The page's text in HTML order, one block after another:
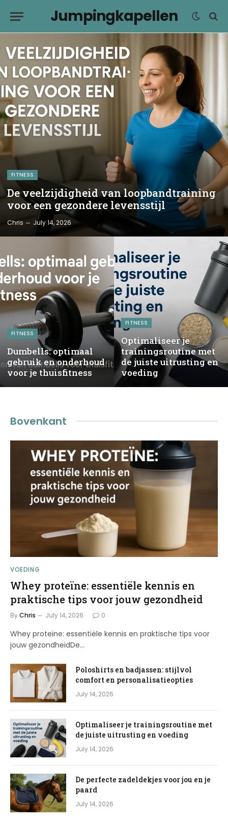
Jumpingkapellen
FITNESS
De veelzijdigheid van loopbandtraining
voor een gezondere levensstijl
Chris July 14, 2026
FITNESS
Dumbells: optimaal
gebruik en onderhoud
voor je thuisfitness
FITNESS
Optimaliseer je
trainingsroutine met
de juiste uitrusting en
voeding
Bovenkant
VOEDING
Whey proteïne: essentiële kennis en
praktische tips voor jouw gezondheid
ByChris July 14, 2026 0
Whey proteïne: essentiële kennis en praktische tips voor
jouw gezondheidDe…
Poloshirts en badjassen: stijlvol
comfort en personalisatieopties
July 14, 2026
Optimaliseer je trainingsroutine met
de juiste uitrusting en voeding
July 14, 2026
De perfecte zadeldekjes voor jou en je
paard
July 14, 2026